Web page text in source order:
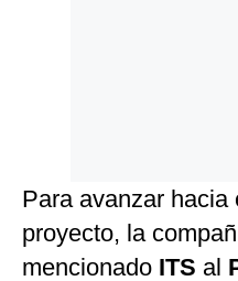
Para avanzar hacia
proyecto, la
mencionado ITS al